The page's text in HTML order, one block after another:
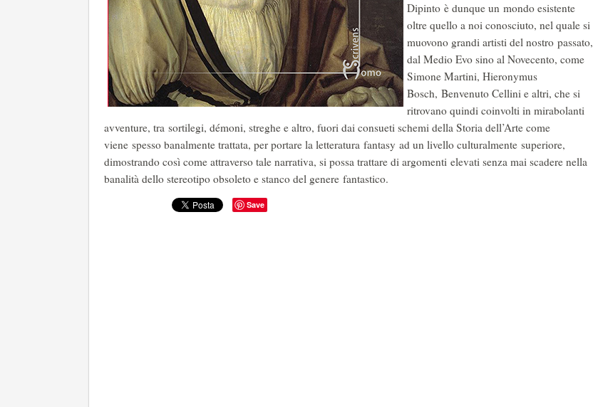
Dipinto è dunque un mondo esistente
oltre quello a noi conosciuto, nel quale si
muovono grandi artisti del nostro passato,
dal Medio Evo sino al Novecento, come
Simone Martini, Hieronymus
Bosch, Benvenuto Cellini e altri, che si
ritrovano quindi coinvolti in mirabolanti
avventure, tra sortilegi, démoni, streghe e altro, fuori dai consueti schemi della Storia dell’Arte come
viene spesso banalmente trattata, per portare la letteratura fantasy ad un livello culturalmente superiore,
dimostrando così come attraverso tale narrativa, si possa trattare di argomenti elevati senza mai scadere nella
banalità dello stereotipo obsoleto e stanco del genere fantastico.
Save